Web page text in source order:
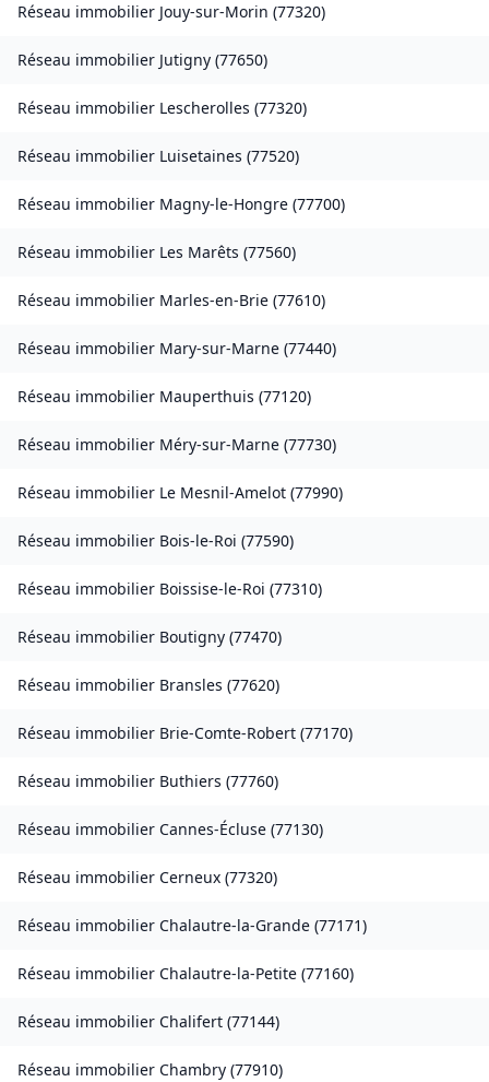
Réseau immobilier Jouy-sur-Morin (77320)
Réseau immobilier Jutigny (77650)
Réseau immobilier Lescherolles (77320)
Réseau immobilier Luisetaines (77520)
Réseau immobilier Magny-le-Hongre (77700)
Réseau immobilier Les Marêts (77560)
Réseau immobilier Marles-en-Brie (77610)
Réseau immobilier Mary-sur-Marne (77440)
Réseau immobilier Mauperthuis (77120)
Réseau immobilier Méry-sur-Marne (77730)
Réseau immobilier Le Mesnil-Amelot (77990)
Réseau immobilier Bois-le-Roi (77590)
Réseau immobilier Boissise-le-Roi (77310)
Réseau immobilier Boutigny (77470)
Réseau immobilier Bransles (77620)
Réseau immobilier Brie-Comte-Robert (77170)
Réseau immobilier Buthiers (77760)
Réseau immobilier Cannes-Écluse (77130)
Réseau immobilier Cerneux (77320)
Réseau immobilier Chalautre-la-Grande (77171)
Réseau immobilier Chalautre-la-Petite (77160)
Réseau immobilier Chalifert (77144)
Réseau immobilier Chambry (77910)